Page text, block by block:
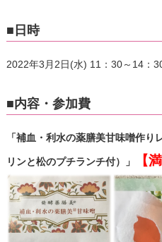
■日時
2022年3月2日(水) 11：30～14：
■内容・参加費
「補血・利水の薬膳美甘味噌作
リンと松のプチランチ付）」 【